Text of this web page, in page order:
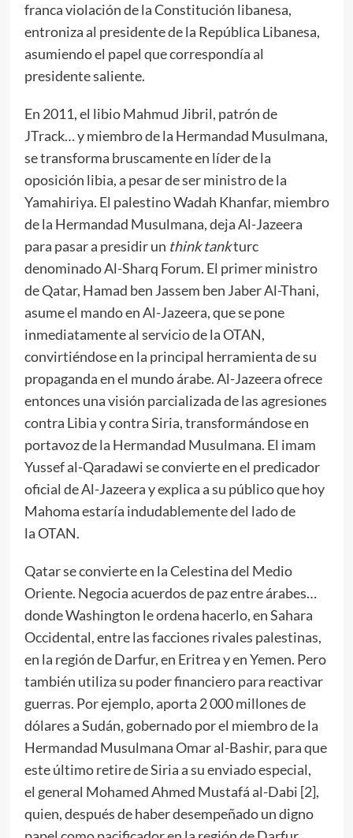
franca violación de la Constitución libanesa,
entroniza al presidente de la República Libanesa,
asumiendo el papel que correspondía al
presidente saliente.
En 2011, el libio Mahmud Jibril, patrón de
JTrack… y miembro de la Hermandad Musulmana,
se transforma bruscamente en líder de la
oposición libia, a pesar de ser ministro de la
Yamahiriya. El palestino Wadah Khanfar, miembro
de la Hermandad Musulmana, deja Al-Jazeera
para pasar a presidir un think tankturc
denominado Al-Sharq Forum. El primer ministro
de Qatar, Hamad ben Jassem ben Jaber Al-Thani,
asume el mando en Al-Jazeera, que se pone
inmediatamente al servicio de la OTAN,
convirtiéndose en la principal herramienta de su
propaganda en el mundo árabe. Al-Jazeera ofrece
entonces una visión parcializada de las agresiones
contra Libia y contra Siria, transformándose en
portavoz de la Hermandad Musulmana. El imam
Yussef al-Qaradawi se convierte en el predicador
oficial de Al-Jazeera y explica a su público que hoy
Mahoma estaría indudablemente del lado de
la OTAN.
Qatar se convierte en la Celestina del Medio
Oriente. Negocia acuerdos de paz entre árabes…
donde Washington le ordena hacerlo, en Sahara
Occidental, entre las facciones rivales palestinas,
en la región de Darfur, en Eritrea y en Yemen. Pero
también utiliza su poder financiero para reactivar
guerras. Por ejemplo, aporta 2 000 millones de
dólares a Sudán, gobernado por el miembro de la
Hermandad Musulmana Omar al-Bashir, para que
este último retire de Siria a su enviado especial,
el general Mohamed Ahmed Mustafá al-Dabi [2],
quien, después de haber desempeñado un digno